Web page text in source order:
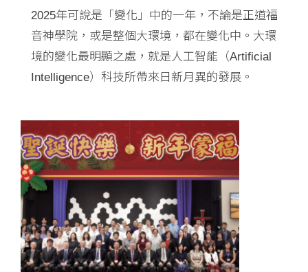
2025年可說是「變化」中的一年，不論是正道福
音神學院，或是整個大環境，都在變化中。大環
境的變化最明顯之處，就是人工智能（Artificial
Intelligence）科技所帶來日新月異的發展。